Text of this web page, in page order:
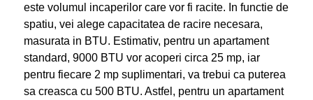
este volumul incaperilor care vor fi racite. In functie de
spatiu, vei alege capacitatea de racire necesara,
masurata in BTU. Estimativ, pentru un apartament
standard, 9000 BTU vor acoperi circa 25 mp, iar
pentru fiecare 2 mp suplimentari, va trebui ca puterea
sa creasca cu 500 BTU. Astfel, pentru un apartament